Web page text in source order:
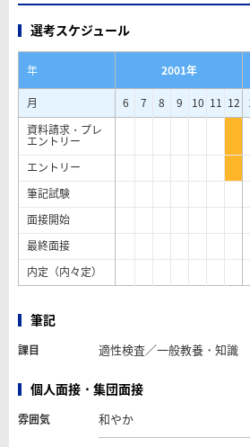
選考スケジュール
年 2001年
月
6 7 8 9 10 11 12
資料請求・プレ
エントリー
エントリー
筆記試験
面接開始
最終面接
内定（内々定）
筆記
課目 適性検査／一般教養・知識
個人面接・集団面接
雰囲気 和やか